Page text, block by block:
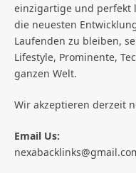
einzigartige und perfekt
die neuesten
Laufenden zu bleiben,
Lifestyle, Prominente,
ganzen Welt.
Wir akzeptieren derzeit
Email Us: